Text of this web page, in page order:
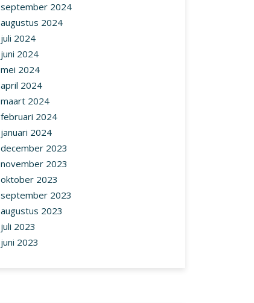
september 2024
augustus 2024
juli 2024
juni 2024
mei 2024
april 2024
maart 2024
februari 2024
januari 2024
december 2023
november 2023
oktober 2023
september 2023
augustus 2023
juli 2023
juni 2023